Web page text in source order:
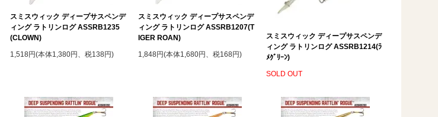
スミスウィック ディープサスペンデ
ィング ラトリンログ ASSRB1235
(CLOWN)
1,518円(本体1,380円、税138円)
スミスウィック ディープサスペンデ
ィング ラトリンログ ASSRB1207(T
IGER ROAN)
1,848円(本体1,680円、税168円)
スミスウィック ディープサスペンデ
ィング ラトリンログ ASSRB1214(ﾗ
ﾒｸﾞﾘｰﾝ)
SOLD OUT